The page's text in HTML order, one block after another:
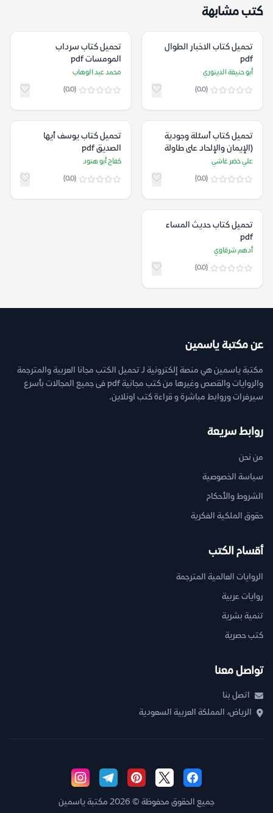
كتب مشابهة
تحميل كتاب الاخبار الطوال
pdf
أبو حنيفة الدينوري
(0.0)
تحميل كتاب سرداب
المومسات pdf
محمد عبد الوهاب
(0.0)
تحميل كتاب أسئلة وجودية
(الإيمان والإلحاد على طاولة
البحث) pdf
علي خضر غاشي
(0.0)
تحميل كتاب يوسف أيها
الصديق pdf
كفاح أبو هنود
(0.0)
تحميل كتاب حديث المساء
pdf
أدهم شرقاوي
(0.0)
عن مكتبة ياسمين
مكتبة ياسمين هي منصة إلكترونية لـ تحميل الكتب مجانا العربية والمترجمة
والروايات والقصص وغيرها من كتب مجانية pdf فى جميع المجالات بأسرع
سيرفرات وروابط مباشرة و قراءة كتب اونلاين.
روابط سريعة
من نحن
سياسة الخصوصية
الشروط والأحكام
حقوق الملكية الفكرية
أقسام الكتب
الروايات العالمية المترجمة
روايات عربية
تنمية بشرية
كتب حصرية
تواصل معنا
اتصل بنا
الرياض، المملكة العربية السعودية
جميع الحقوق محفوظة © 2026 مكتبة ياسمين